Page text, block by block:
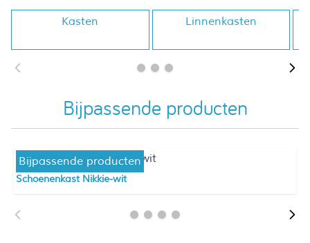
Kasten Linnenkasten
Bijpassende producten
Bijpassende producten
Schoenenkast Nikkie-wit